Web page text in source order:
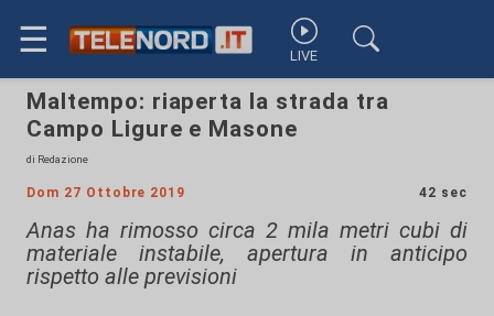
☰ LIVE
Maltempo: riaperta la strada tra
Campo Ligure e Masone
di Redazione
Dom 27 Ottobre 2019 42 sec
Anas ha rimosso circa 2 mila metri cubi di
materiale instabile, apertura in anticipo
rispetto alle previsioni